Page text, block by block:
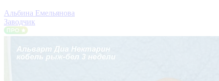
Альбина Емельянова
Заводчик